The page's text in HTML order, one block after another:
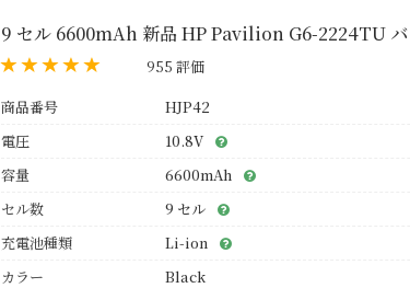
9 セル 6600mAh 新品 HP Pavilion G6-2224TU バ
955 評価
商品番号
HJP42
電圧
10.8V
容量
6600mAh
セル数
9 セル
充電池種類
Li-ion
カラー
Black